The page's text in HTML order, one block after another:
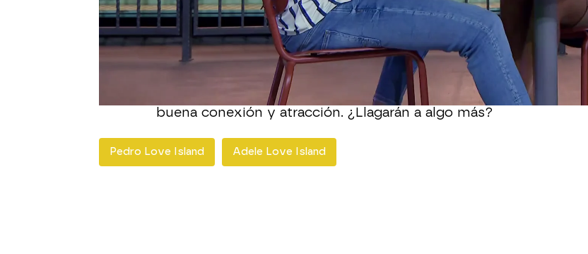
nuevo soltero empieza a ahondar en las intereses de la italiana
y de los sentimientos que tiene hacia Jovan.
La isleña le pregunta sobre sus tatuajes y él confiesa que tiene
gran relación con su difícil pasado, algo que la isleña agradece
al confiar de primeras tanto en ella. Ambos parecen tener muy
buena conexión y atracción. ¿Llagarán a algo más?
Pedro Love Island Adele Love Island